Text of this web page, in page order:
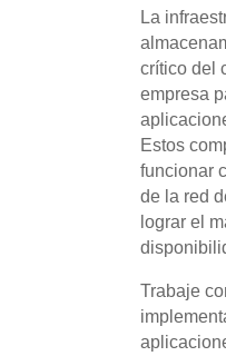
La
crítico del
empresa
Estos
funcionar
de la red
lograr el
Trabaje